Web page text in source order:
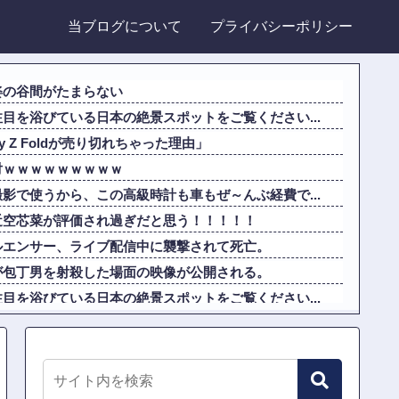
当ブログについて プライバシーポリシー
の谷間がたまらない
を浴びている日本の絶景スポットをご覧ください...
Foldが売り切れちゃった理由」
ｗｗｗｗｗｗｗｗ
影で使うから、この高級時計も車もぜ～んぶ経費で...
芯菜が評価され過ぎだと思う！！！！！
ンサー、ライブ配信中に襲撃されて死亡。
丁男を射殺した場面の映像が公開される。
を浴びている日本の絶景スポットをご覧ください...
てる人間を生成してみたｗｗｗｗ」
口裕香の最新胸の谷間強調グラビア vs 声優...